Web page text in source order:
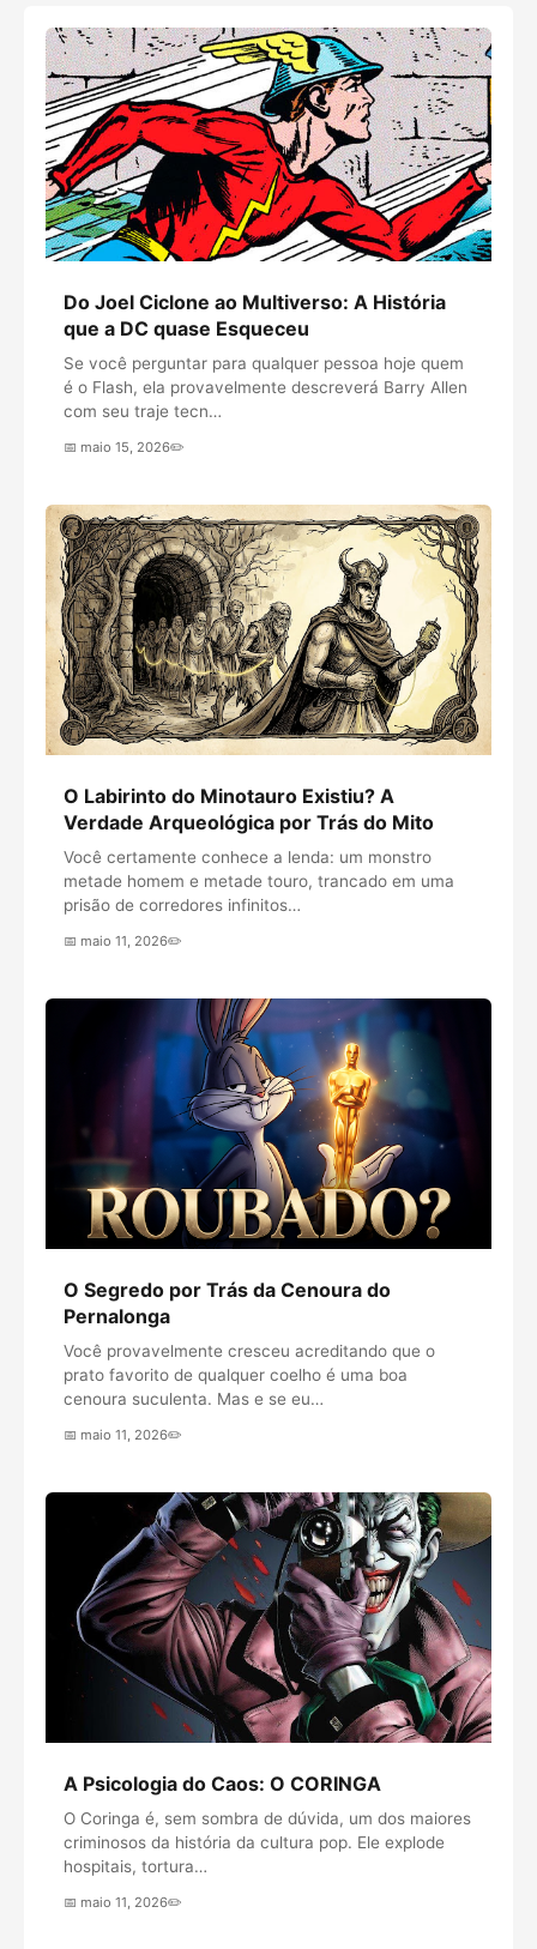
Do Joel Ciclone ao Multiverso: A História
que a DC quase Esqueceu
Se você perguntar para qualquer pessoa hoje quem
é o Flash, ela provavelmente descreverá Barry Allen
com seu traje tecn…
📅 maio 15, 2026✏️
O Labirinto do Minotauro Existiu? A
Verdade Arqueológica por Trás do Mito
Você certamente conhece a lenda: um monstro
metade homem e metade touro, trancado em uma
prisão de corredores infinitos…
📅 maio 11, 2026✏️
O Segredo por Trás da Cenoura do
Pernalonga
Você provavelmente cresceu acreditando que o
prato favorito de qualquer coelho é uma boa
cenoura suculenta. Mas e se eu…
📅 maio 11, 2026✏️
A Psicologia do Caos: O CORINGA
O Coringa é, sem sombra de dúvida, um dos maiores
criminosos da história da cultura pop. Ele explode
hospitais, tortura…
📅 maio 11, 2026✏️